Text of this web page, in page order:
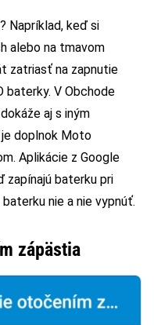
Napríklad, keď si
alebo na tmavom
zatriasť na zapnutie
baterky. V Obchode
aj s iným
doplnok Moto
Aplikácie z Google
zapínajú baterku pri
nie a nie vypnúť.
zápästia